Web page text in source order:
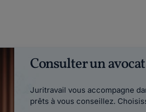
Consulter un avocat
Juritravail vous accompagne
prêts à vous conseillez.